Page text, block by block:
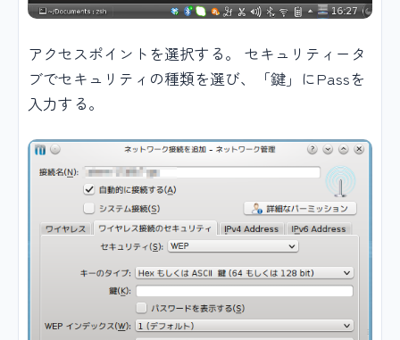
アクセスポイントを選択する。 セキュリティータ
ブでセキュリティの種類を選び、「鍵」にPassを
入力する。